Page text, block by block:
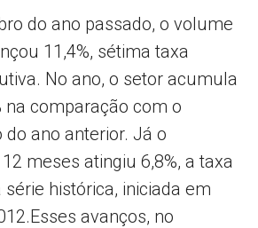
do ano passado, o volume
11,4%, sétima taxa
No ano, o setor acumula
na comparação com o
ano anterior. Já o
meses atingiu 6,8%, a taxa
histórica, iniciada em
avanços, no